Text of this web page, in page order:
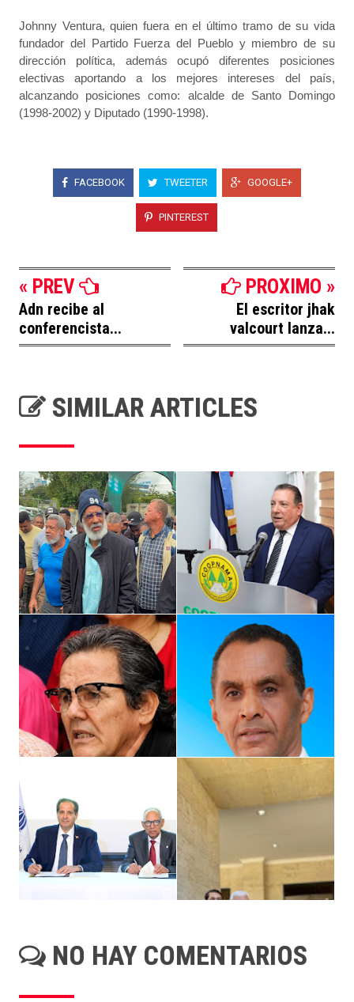
Johnny Ventura, quien fuera en el último tramo de su vida
fundador del Partido Fuerza del Pueblo y miembro de su
dirección política, además ocupó diferentes posiciones
electivas aportando a los mejores intereses del país,
alcanzando posiciones como: alcalde de Santo Domingo
(1998-2002) y Diputado (1990-1998).
FACEBOOK TWEETER GOOGLE+
PINTEREST
« PREV
Adn recibe al
conferencista...
PROXIMO »
El escritor jhak
valcourt lanza...
SIMILAR ARTICLES
NO HAY COMENTARIOS